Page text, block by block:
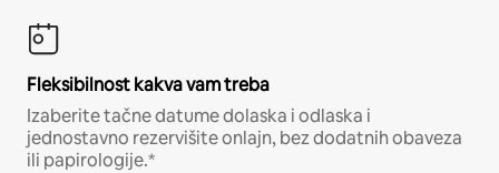
Fleksibilnost kakva vam treba
Izaberite tačne datume dolaska i odlaska i
jednostavno rezervišite onlajn, bez dodatnih obaveza
ili papirologije.*